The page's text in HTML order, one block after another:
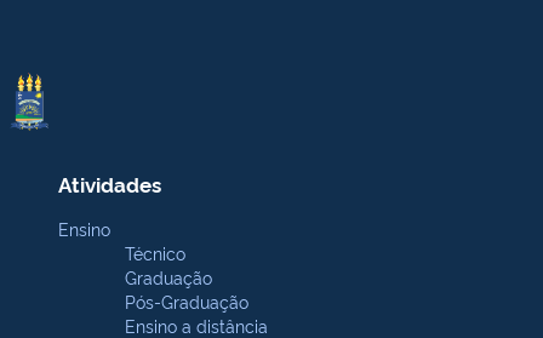
Atividades
Ensino
Técnico
Graduação
Pós-Graduação
Ensino a distância